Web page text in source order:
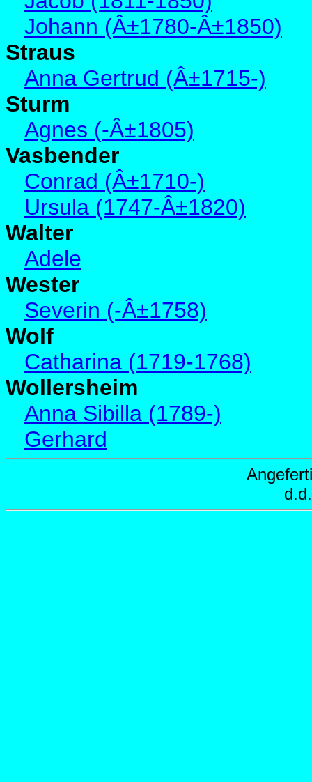
Johann (Â±1780-Â±1850)
Straus
Anna Gertrud (Â±1715-)
Sturm
Agnes (-Â±1805)
Vasbender
Conrad (Â±1710-)
Ursula (1747-Â±1820)
Walter
Adele
Wester
Severin (-Â±1758)
Wolf
Catharina (1719-1768)
Wollersheim
Anna Sibilla (1789-)
Gerhard